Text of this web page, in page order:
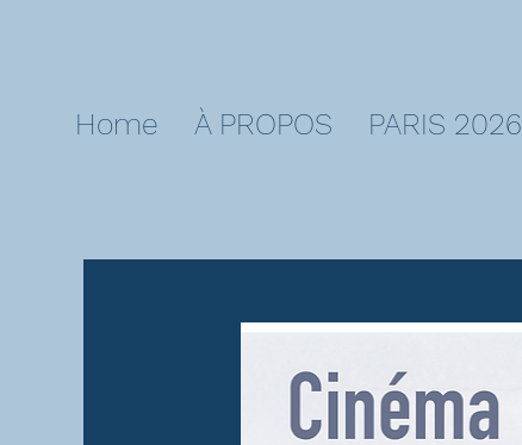
Home À PROPOS PARIS 2026